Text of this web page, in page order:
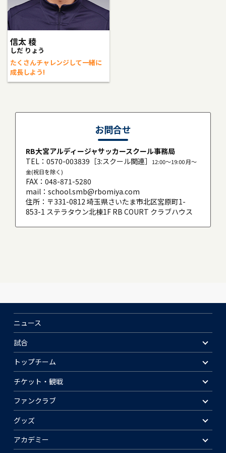
信太 稜
しだ りょう
たくさんチャレンジして一緒に
成長しよう!
お問合せ
RB大宮アルディージャサッカースクール事務局
TEL： 0570-003839 ［3:スクール関連］
12:00〜19:00 月〜
金(祝日を除く)
FAX：048-871-5280
mail： school.smb@rbomiya.com
住所：〒331-0812 埼玉県さいたま市北区宮原町1-
853-1 ステラタウン北棟1F RB COURT クラブハウス
ニュース
試合
トップチーム
チケット・観戦
ファンクラブ
グッズ
アカデミー